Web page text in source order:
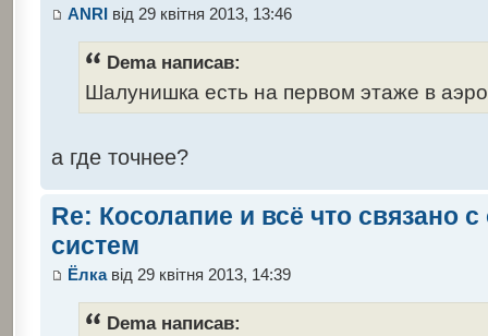
ANRIвід 29 квітня 2013, 13:46
Dema написав:
Шалунишка есть на первом этаже в
а где точнее?
Re: Косолапие и всё что связано
систем
Ёлкавід 29 квітня 2013, 14:39
Dema написав: